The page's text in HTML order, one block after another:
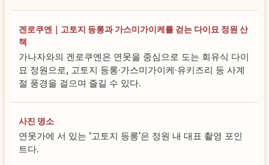
겐로쿠엔｜고토지 등롱과 가스미가이케를 걷는 다이묘 정원 산
책
가나자와의 겐로쿠엔은 연못을 중심으로 도는 회유식 다이
묘 정원으로, 고토지 등롱·가스미가이케·유키즈리 등 사계
절 풍경을 걸으며 즐길 수 있다.
사진 명소
연못가에 서 있는 ‘고토지 등롱’은 정원 내 대표 촬영 포인
트다.